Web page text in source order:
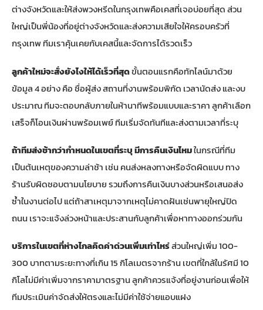
ต่างจังหวัดและให้ส่งพวงหรีดในกรุงเทพคือเคสที่เจอบ่อยที่สุด ส่วน
ใหญ่เป็นพี่น้องที่อยู่ต่างจังหวัดและส่งความเสียใจให้ครอบครัวที่
กรุงเทพ ทีมเราคุ้นเคยกับเคสนี้และจัดการได้รวดเร็ว
ลูกค้าใหม่จะสั่งยังไงให้ได้เร็วที่สุดขั้นตอนแรกคือทักไลน์มาด้วย
ข้อมูล 4 อย่าง คือ ชื่อผู้ส่ง สถานที่งานพร้อมพิกัด เวลานัดส่ง และงบ
ประมาณ ทีมจะตอบกลับภายในห้านาทีพร้อมแบบและราคา ลูกค้าเลือก
เสร็จก็โอนเงินผ่านพร้อมเพย์ ทีมเริ่มจัดทันทีและส่งตามเวลาที่ระบุ
ถ้าทีมส่งช้ากว่ากำหนดในเขตที่ระบุ มีการคืนเงินไหมในกรณีที่ทีม
เป็นต้นเหตุของความล่าช้า เช่น คนส่งหลงทางหรือจัดผิดแบบ ทาง
ร้านรับผิดชอบตามนโยบาย รวมถึงการคืนเงินบางส่วนหรือเสนอส่ง
ซ้ำในงานต่อไป แต่ถ้าสาเหตุมาจากเหตุไม่คาดฝันเช่นพายุใหญ่ปิด
ถนน เราจะแจ้งล่วงหน้าและประสานกับลูกค้าเพื่อหาทางออกร่วมกัน
บริการในเขตที่ห่างไกลคิดค่าด่วนเพิ่มเท่าไหร่ส่วนใหญ่เพิ่ม 100-
300 บาทตามระยะทางที่เกิน 15 กิโลเมตรจากร้าน เขตที่ใกล้ในรัศมี 10
กิโลไม่มีค่าเพิ่มจากราคามาตรฐาน ลูกค้าควรแจ้งที่อยู่งานก่อนเพื่อให้
ทีมประเมินค่าจัดส่งให้ตรงและไม่มีค่าใช้จ่ายแอบแฝง